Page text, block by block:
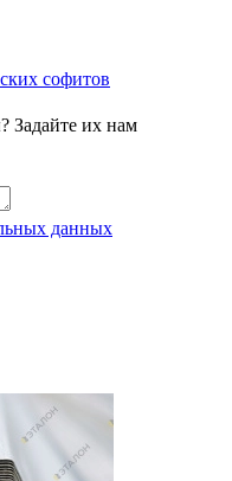
софитов
Задайте их нам
данных